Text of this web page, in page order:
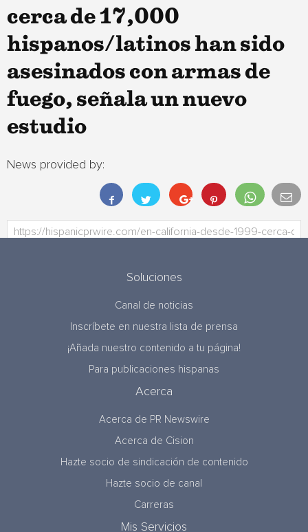
cerca de 17,000
hispanos/latinos han sido
asesinados con armas de
fuego, señala un nuevo
estudio
News provided by:
Soluciones
Canal de noticias
Inscríbete en nuestra lista de prensa
¡Añada nuestro contenido a tu página!
Para publicaciones hispanas
Acerca
Acerca de PR Newswire
Acerca de Cision
Hazte socio de sindicación de contenido
Hazte socio de canal
Carreras
Mis Servicios